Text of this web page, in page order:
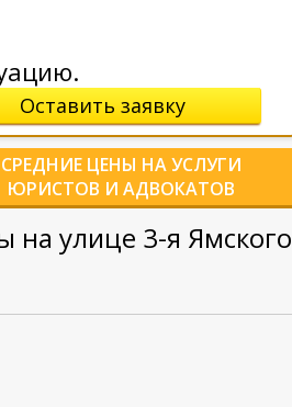
Оставить заявку
СРЕДНИЕ ЦЕНЫ НА УСЛУГИ
ЮРИСТОВ И АДВОКАТОВ
улице 3-я Ямского